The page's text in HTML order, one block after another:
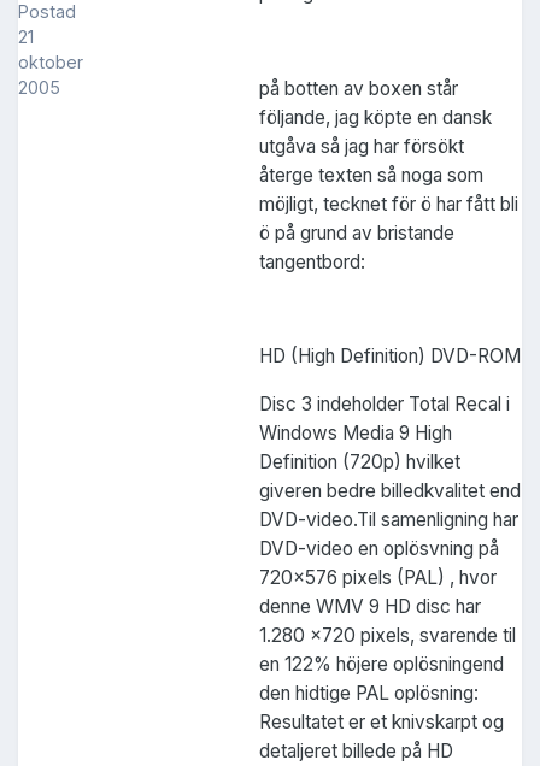
Postad
21
oktober
2005
på botten av boxen står
följande, jag köpte en dansk
utgåva så jag har försökt
återge texten så noga som
möjligt, tecknet för ö har fått bli
ö på grund av bristande
tangentbord:
HD (High Definition) DVD-ROM
Disc 3 indeholder Total Recal i
Windows Media 9 High
Definition (720p) hvilket
giveren bedre billedkvalitet end
DVD-video.Til samenligning har
DVD-video en oplösvning på
720x576 pixels (PAL) , hvor
denne WMV 9 HD disc har
1.280 x720 pixels, svarende til
en 122% höjere oplösningend
den hidtige PAL oplösning:
Resultatet er et knivskarpt og
detaljeret billede på HD